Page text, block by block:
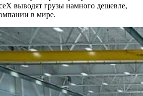
выводят грузы намного дешевле,
в мире.